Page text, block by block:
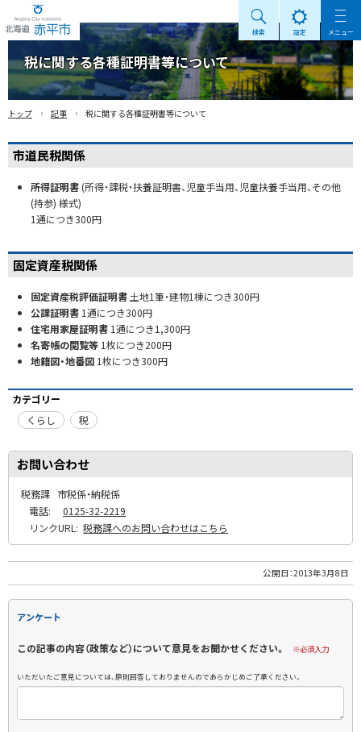
Akabira City Hokkaido 北海道 赤平市
検索 設定 メニュー
税に関する各種証明書等について
トップ › 記事 › 税に関する各種証明書等について
市道民税関係
所得証明書 (所得・課税・扶養証明書、児童手当用、児童扶養手当用、その他
(持参) 様式)
1通につき300円
固定資産税関係
固定資産税評価証明書 土地1筆・建物1棟につき300円
公課証明書 1通につき300円
住宅用家屋証明書 1通につき1,300円
名寄帳の閲覧等 1枚につき200円
地籍図・地番図 1枚につき300円
カテゴリー
くらし
税
お問い合わせ
税務課 市税係・納税係
電話:
0125-32-2219
リンクURL: 税務課へのお問い合わせはこちら
公開日：2013年3月8日
アンケート
この記事の内容（政策など）について意見をお聞かせください。 ※必須入力
いただいたご意見については、原則回答しておりませんのであらかじめご了承ください。